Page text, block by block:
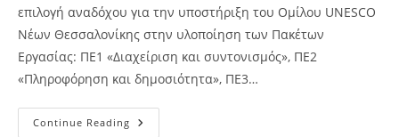
επιλογή αναδόχου για την υποστήριξη του Ομίλου UNESCO
Νέων Θεσσαλονίκης στην υλοποίηση των Πακέτων
Εργασίας: ΠΕ1 «Διαχείριση και συντονισμός», ΠΕ2
«Πληροφόρηση και δημοσιότητα», ΠΕ3…
Continue Reading Προκήρυξη